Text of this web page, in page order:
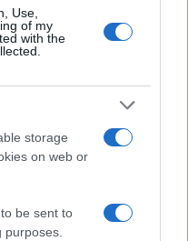
Use,
of my
with the
storage
on web or
be sent to
50 /50
2000 /2000
reCAPTCHA, ισχύουν
της Google.